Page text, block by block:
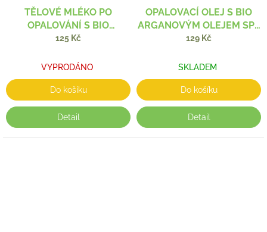
TĚLOVÉ MLÉKO PO
OPALOVÁNÍ S BIO
ARGANOVÝM OLEJEM 300
125 Kč
VYPRODÁNO
Do košíku
Detail
OPALOVACÍ OLEJ S BIO
ARGANOVÝM OLEJEM SPF
20 100 ML
129 Kč
SKLADEM
Do košíku
Detail